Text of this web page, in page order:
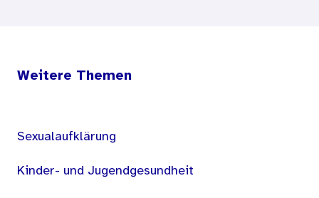
Weitere Themen
Sexualaufklärung
Kinder- und Jugendgesundheit